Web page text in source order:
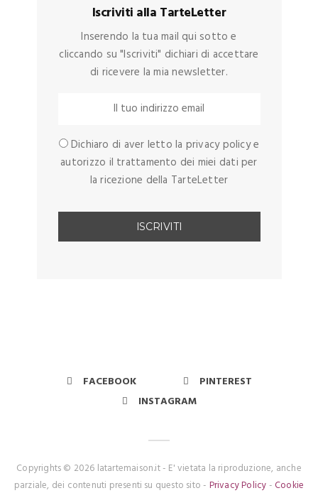
Iscriviti alla TarteLetter
Inserendo la tua mail qui sotto e
cliccando su "Iscriviti" dichiari di accettare
di ricevere la mia newsletter.
Dichiaro di aver letto la privacy policy e
autorizzo il trattamento dei miei dati per
la ricezione della TarteLetter
FACEBOOK
PINTEREST
INSTAGRAM
Copyrights © 2026 latartemaison.it - E' vietata la riproduzione, anche
parziale, dei contenuti presenti su questo sito - Privacy Policy- Cookie